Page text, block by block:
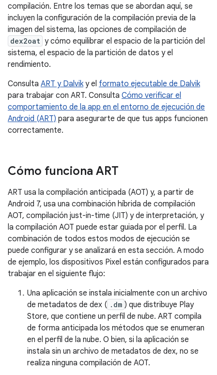
compilación. Entre los temas que se abordan aquí, se
incluyen la configuración de la compilación previa de la
imagen del sistema, las opciones de compilación de
dex2oat y cómo equilibrar el espacio de la partición del
sistema, el espacio de la partición de datos y el
rendimiento.
Consulta ART y Dalviky el formato ejecutable de Dalvik
para trabajar con ART. Consulta Cómo verificar el
comportamiento de la app en el entorno de ejecución de
Android (ART) para asegurarte de que tus apps funcionen
correctamente.
Cómo funciona ART
ART usa la compilación anticipada (AOT) y, a partir de
Android 7, usa una combinación híbrida de compilación
AOT, compilación just-in-time (JIT) y de interpretación, y
la compilación AOT puede estar guiada por el perfil. La
combinación de todos estos modos de ejecución se
puede configurar y se analizará en esta sección. A modo
de ejemplo, los dispositivos Pixel están configurados para
trabajar en el siguiente flujo:
Una aplicación se instala inicialmente con un archivo
de metadatos de dex ( .dm ) que distribuye Play
Store, que contiene un perfil de nube. ART compila
de forma anticipada los métodos que se enumeran
en el perfil de la nube. O bien, si la aplicación se
instala sin un archivo de metadatos de dex, no se
realiza ninguna compilación de AOT.